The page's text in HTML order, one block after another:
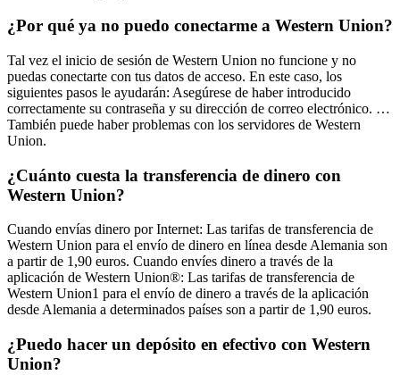
¿Por qué ya no puedo conectarme a Western Union?
Tal vez el inicio de sesión de Western Union no funcione y no
puedas conectarte con tus datos de acceso. En este caso, los
siguientes pasos le ayudarán: Asegúrese de haber introducido
correctamente su contraseña y su dirección de correo electrónico. …
También puede haber problemas con los servidores de Western
Union.
¿Cuánto cuesta la transferencia de dinero con
Western Union?
Cuando envías dinero por Internet: Las tarifas de transferencia de
Western Union para el envío de dinero en línea desde Alemania son
a partir de 1,90 euros. Cuando envíes dinero a través de la
aplicación de Western Union®: Las tarifas de transferencia de
Western Union1 para el envío de dinero a través de la aplicación
desde Alemania a determinados países son a partir de 1,90 euros.
¿Puedo hacer un depósito en efectivo con Western
Union?